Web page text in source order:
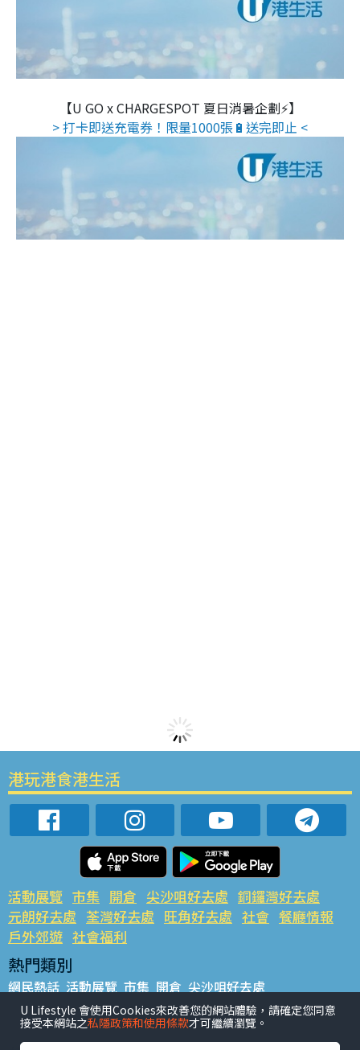
【U GO x CHARGESPOT 夏日消暑企劃⚡】
> 打卡即送充電券！限量1000張🔋送完即止 <
港玩港食港生活
活動展覽 市集 開倉 尖沙咀好去處 銅鑼灣好去處
元朗好去處 荃灣好去處 旺角好去處 社會 餐廳情報
戶外郊遊 社會福利
熱門類別
網民熱話 活動展覽 市集 開倉 尖沙咀好去處
銅鑼灣好去處 元朗好去處 荃灣好去處 旺角好去處 社會
餐廳情報 戶外郊遊
U Lifestyle 會使用Cookies來改善您的網站體驗，請確定您同意
接受本網站之私隱政策和使用條款才可繼續瀏覽。